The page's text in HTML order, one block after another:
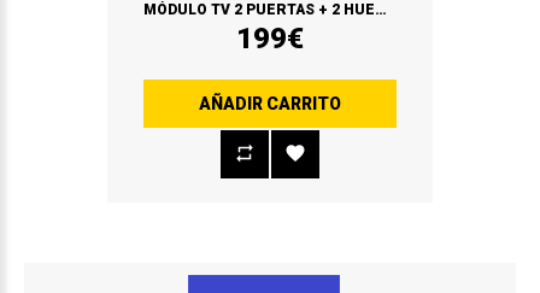
MÓDULO TV 2 PUERTAS + 2 HUECOS
199€
AÑADIR CARRITO